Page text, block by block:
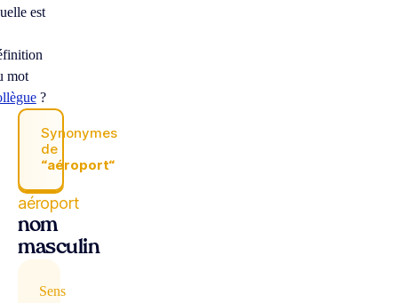
est
mot
?
Synonymes
de
“aéroport“
aéroport
nom
masculin
Sens